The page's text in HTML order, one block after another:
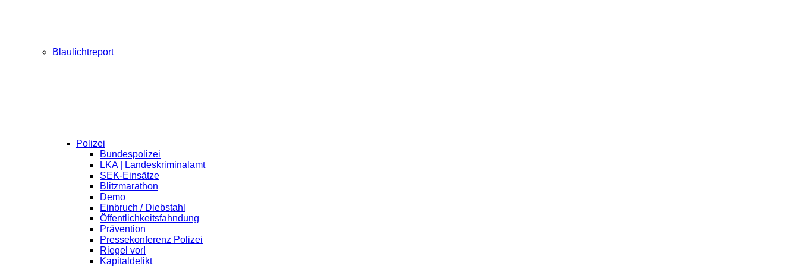
Blaulichtreport
Polizei
Bundespolizei
LKA | Landeskriminalamt
SEK-Einsätze
Blitzmarathon
Demo
Einbruch / Diebstahl
Öffentlichkeitsfahndung
Prävention
Pressekonferenz Polizei
Riegel vor!
Kapitaldelikt